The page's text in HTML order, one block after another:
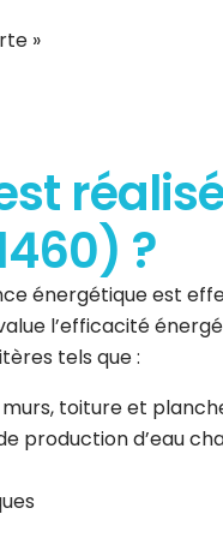
»
réalisé
?
énergétique est
l’efficacité
tels que :
murs, toiture et
production d’eau